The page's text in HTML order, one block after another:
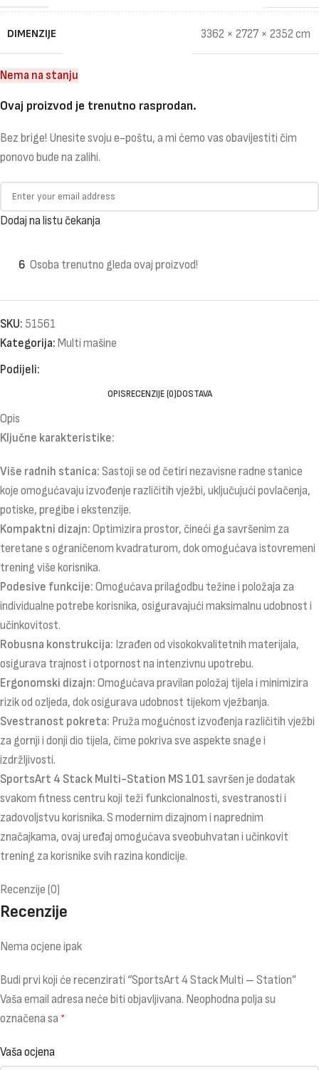
DIMENZIJE 3362 × 2727 × 2352 cm
Nema na stanju
Ovaj proizvod je trenutno rasprodan.
Bez brige! Unesite svoju e-poštu, a mi ćemo vas obavijestiti čim
ponovo bude na zalihi.
Dodaj na listu čekanja
6 Osoba trenutno gleda ovaj proizvod!
SKU: 51561
Kategorija: Multi mašine
Podijeli:
OPISRECENZIJE (0)DOSTAVA
Opis
Ključne karakteristike:
Više radnih stanica: Sastoji se od četiri nezavisne radne stanice
koje omogućavaju izvođenje različitih vježbi, uključujući povlačenja,
potiske, pregibe i ekstenzije.
Kompaktni dizajn: Optimizira prostor, čineći ga savršenim za
teretane s ograničenom kvadraturom, dok omogućava istovremeni
trening više korisnika.
Podesive funkcije: Omogućava prilagodbu težine i položaja za
individualne potrebe korisnika, osiguravajući maksimalnu udobnost i
učinkovitost.
Robusna konstrukcija: Izrađen od visokokvalitetnih materijala,
osigurava trajnost i otpornost na intenzivnu upotrebu.
Ergonomski dizajn: Omogućava pravilan položaj tijela i minimizira
rizik od ozljeda, dok osigurava udobnost tijekom vježbanja.
Svestranost pokreta: Pruža mogućnost izvođenja različitih vježbi
za gornji i donji dio tijela, čime pokriva sve aspekte snage i
izdržljivosti.
SportsArt 4 Stack Multi-Station MS 101 savršen je dodatak
svakom fitness centru koji teži funkcionalnosti, svestranosti i
zadovoljstvu korisnika. S modernim dizajnom i naprednim
značajkama, ovaj uređaj omogućava sveobuhvatan i učinkovit
trening za korisnike svih razina kondicije.
Recenzije (0)
Recenzije
Nema ocjene ipak
Budi prvi koji će recenzirati “SportsArt 4 Stack Multi – Station”
Vaša email adresa neće biti objavljivana. Neophodna polja su
označena sa *
Vaša ocjena